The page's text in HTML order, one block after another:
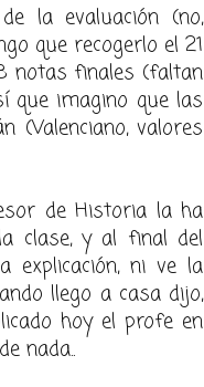
la evaluación (no,
que recogerlo el 21
notas finales (faltan
que imagino que las
valores
de Historia la ha
clase, y al final del
explicación, ni ve la
llego a casa dijo,
hoy el profe en
nada..